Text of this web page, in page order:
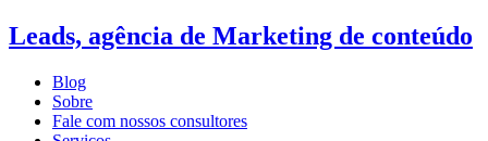
Leads, agência de Marketing de conteúdo
Blog
Sobre
Fale com nossos consultores